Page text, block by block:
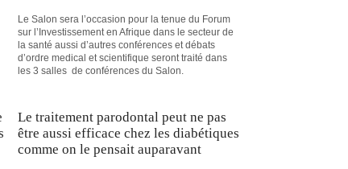
Le Salon sera l’occasion pour la tenue du Forum
sur l’Investissement en Afrique dans le secteur de
la santé aussi d’autres conférences et débats
d’ordre medical et scientifique seront traité dans
les 3 salles de conférences du Salon.
Le traitement parodontal peut ne pas
être aussi efficace chez les diabétiques
comme on le pensait auparavant